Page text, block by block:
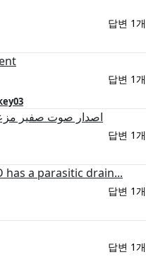
답변 1개
답변 1개
اصدار صوت صفير
답변 1개
has a parasitic drain...
답변 1개
답변 1개